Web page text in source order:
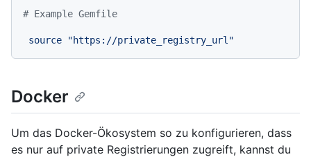
# Example Gemfile
source "https://private_registry_url"
Docker
Um das Docker-Ökosystem so zu konfigurieren, dass
es nur auf private Registrierungen zugreift, kannst du